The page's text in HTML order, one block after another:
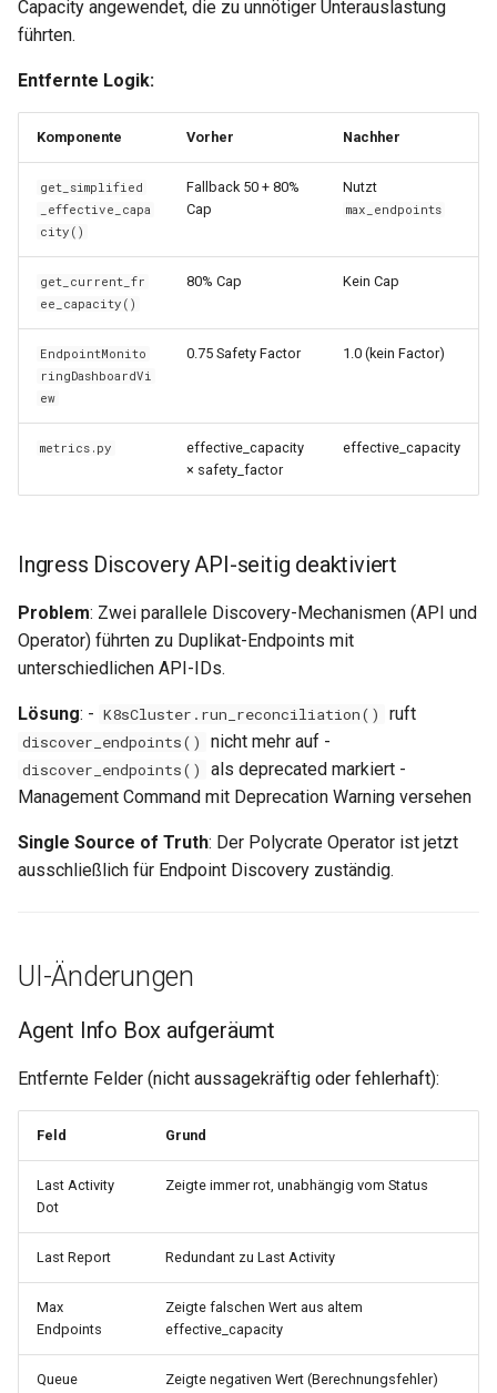
Capacity angewendet, die zu unnötiger Unterauslastung
führten.
Entfernte Logik:
Komponente Vorher Nachher
get_simplified
_effective_capa
city()
Fallback 50 + 80%
Cap
Nutzt
max_endpoints
get_current_fr
ee_capacity()
80% Cap Kein Cap
EndpointMonito
ringDashboardVi
ew
0.75 Safety Factor 1.0 (kein Factor)
metrics.py
effective_capacity
× safety_factor
effective_capacity
Ingress Discovery API-seitig deaktiviert
Problem: Zwei parallele Discovery-Mechanismen (API und
Operator) führten zu Duplikat-Endpoints mit
unterschiedlichen API-IDs.
Lösung: - K8sCluster.run_reconciliation() ruft
discover_endpoints() nicht mehr auf -
discover_endpoints()
als deprecated markiert -
Management Command mit Deprecation Warning versehen
Single Source of Truth: Der Polycrate Operator ist jetzt
ausschließlich für Endpoint Discovery zuständig.
UI-Änderungen
Agent Info Box aufgeräumt
Entfernte Felder (nicht aussagekräftig oder fehlerhaft):
Feld Grund
Last Activity
Dot
Zeigte immer rot, unabhängig vom Status
Last Report Redundant zu Last Activity
Max
Endpoints
Zeigte falschen Wert aus altem
effective_capacity
Queue Zeigte negativen Wert (Berechnungsfehler)